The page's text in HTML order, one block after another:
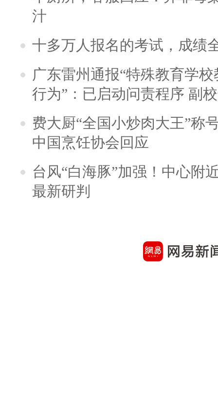
汁
十多万人报名的考试，成绩
广东雷州通报“特殊教育学
行为”：已启动问责程序 副
费大厨“全国小炒肉大王”称
中国烹饪协会回应
台风“白海豚”加强！中心附
最新研判